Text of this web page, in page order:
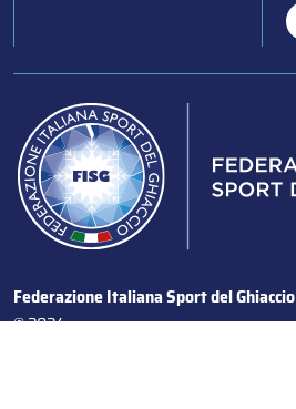
Federazione Italiana Sport del Ghiaccio
© 2024